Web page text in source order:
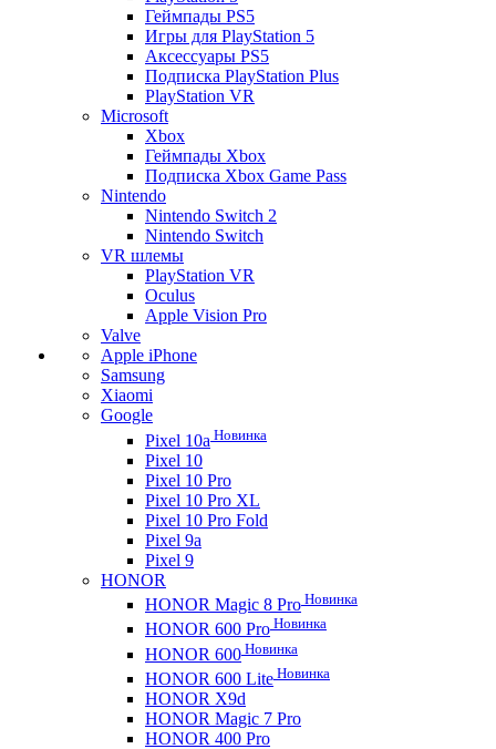
Геймпады PS5
Игры для PlayStation 5
Аксессуары PS5
Подписка PlayStation Plus
PlayStation VR
Microsoft
Xbox
Геймпады Xbox
Подписка Xbox Game Pass
Nintendo
Nintendo Switch 2
Nintendo Switch
VR шлемы
PlayStation VR
Oculus
Apple Vision Pro
Valve
Apple iPhone
Samsung
Xiaomi
Google
Pixel 10a Новинка
Pixel 10
Pixel 10 Pro
Pixel 10 Pro XL
Pixel 10 Pro Fold
Pixel 9a
Pixel 9
HONOR
HONOR Magic 8 Pro Новинка
HONOR 600 Pro Новинка
HONOR 600 Новинка
HONOR 600 Lite Новинка
HONOR X9d
HONOR Magic 7 Pro
HONOR 400 Pro